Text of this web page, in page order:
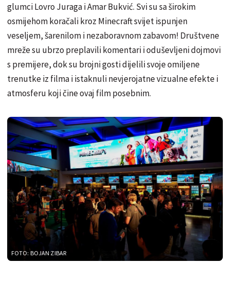
glumci Lovro Juraga i Amar Bukvić. Svi su sa širokim
osmijehom koračali kroz Minecraft svijet ispunjen
veseljem, šarenilom i nezaboravnom zabavom! Društvene
mreže su ubrzo preplavili komentari i oduševljeni dojmovi
s premijere, dok su brojni gosti dijelili svoje omiljene
trenutke iz filma i istaknuli nevjerojatne vizualne efekte i
atmosferu koji čine ovaj film posebnim.
FOTO: BOJAN ZIBAR